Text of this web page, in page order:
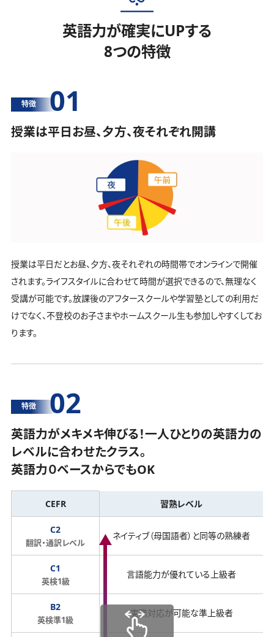
英語力が確実にUPする
8つの特徴
特徴 01
授業は平日お昼、夕方、夜それぞれ開講
授業は平日だとお昼、夕方、夜それぞれの時間帯でオンラインで開催
されます。ライフスタイルに合わせて時間が選択できるので、無理なく
受講が可能です。放課後のアフタースクールや学習塾としての利用だ
けでなく、不登校のお子さまやホームスクール生も参加しやすくしてお
ります。
特徴 02
英語力がメキメキ伸びる！一人ひとりの英語力の
レベルに合わせたクラス。
英語力０ベースからでもOK
CEFR 習熟レベル
C2
翻訳・通訳レベル
ネイティブ（母国語者）と同等の熟練者
C1
英検1級
言語能力が優れている上級者
B2
英検準1級
実務対応が可能な準上級者